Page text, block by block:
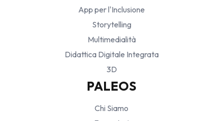
App per l'Inclusione
Storytelling
Multimedialità
Didattica Digitale Integrata
3D
PALEOS
Chi Siamo